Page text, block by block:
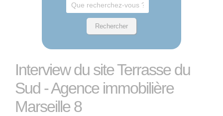
Interview du site Terrasse du
Sud - Agence immobilière
Marseille 8